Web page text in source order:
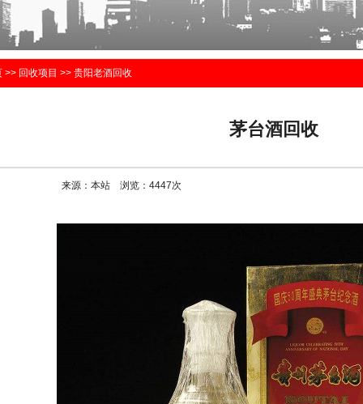
>> 回收项目 >> 贵阳老酒回收
茅台酒回收
来源：本站 浏览： 4447次